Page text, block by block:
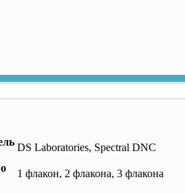
DS Laboratories, Spectral DNC
1 флакон, 2 флакона, 3 флакона